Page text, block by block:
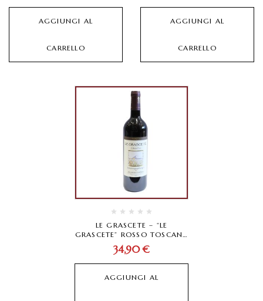
AGGIUNGI AL
CARRELLO
AGGIUNGI AL
CARRELLO
LE GRASCETE – “LE
GRASCETE” ROSSO TOSCANA
IGT 2021
34,90€
AGGIUNGI AL